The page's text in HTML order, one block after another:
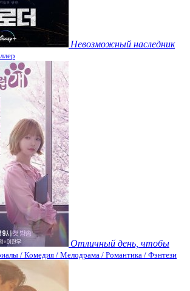
Невозможный наследник
Отличный день, чтобы
/ Комедия / Мелодрама / Романтика / Фэнтези